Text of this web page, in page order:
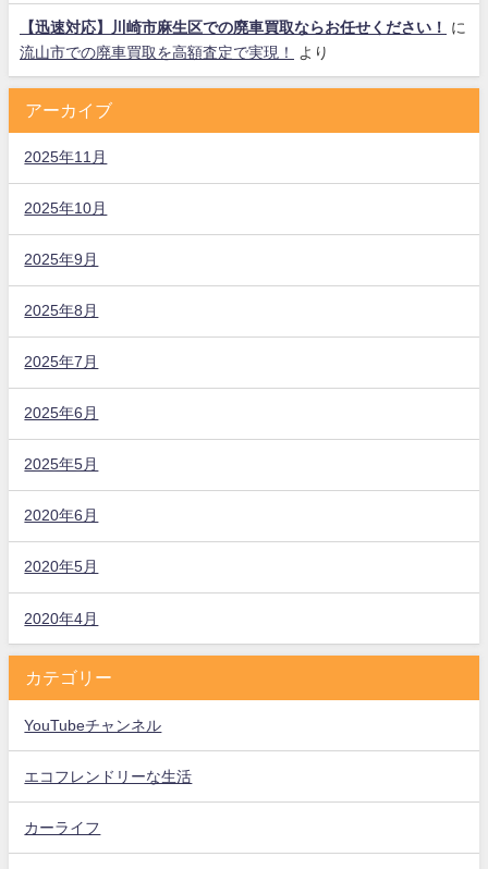
【迅速対応】川崎市麻生区での廃車買取ならお任せください！
に
流山市での廃車買取を高額査定で実現！
より
アーカイブ
2025年11月
2025年10月
2025年9月
2025年8月
2025年7月
2025年6月
2025年5月
2020年6月
2020年5月
2020年4月
カテゴリー
YouTubeチャンネル
エコフレンドリーな生活
カーライフ